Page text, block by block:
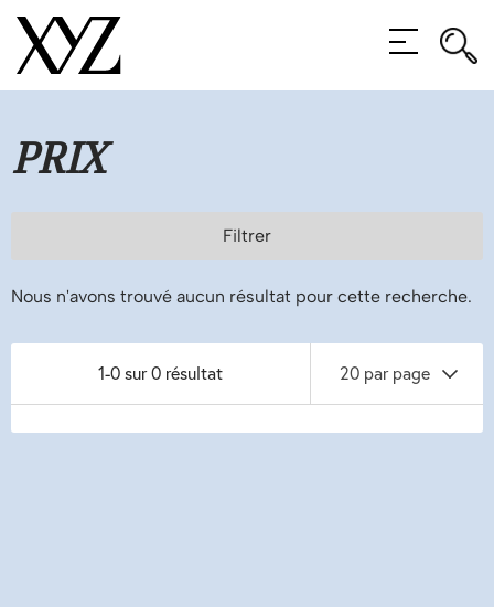
MENU
PRIX
Filtrer
Nous n'avons trouvé aucun résultat pour cette recherche.
1-0 sur 0 résultat 20 par page
Navigation